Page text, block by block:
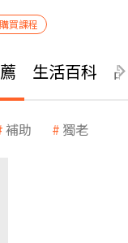
購買課程
生活百科
補助 獨老